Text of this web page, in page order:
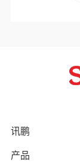
讯鹏
产品